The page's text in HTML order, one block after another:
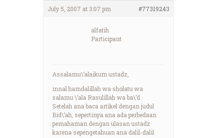
July 5, 2007 at 3:07 pm #77319243
alfatih
Participant
Assalamu\’alaikum ustadz,
innal hamdalillah wa sholatu wa
salamu \’ala Rasulillah wa ba\’d
Setelah ana baca artikel dengan judul
Bid\’ah, sepertinya ana ada perbedaan
pemahaman dengan ulasan ustadz
karena sepengetahuan ana dalil-dalil